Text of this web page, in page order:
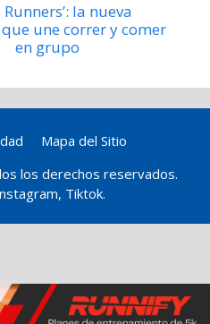
Runners’: la nueva
une correr y comer
en grupo
Mapa del Sitio
los derechos reservados.
, Tiktok.